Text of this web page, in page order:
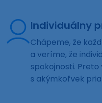
Individuálny
Chápeme, že
a veríme, že
spokojnosti.
s akýmkoľvek